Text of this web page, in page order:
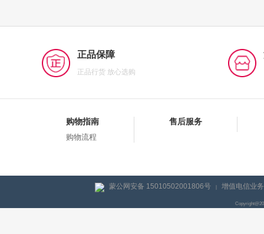
正品保障
正品行货 放心选购
购物指南
购物流程
售后服务
蒙公网安备 15010502001806号 | 增值电信业